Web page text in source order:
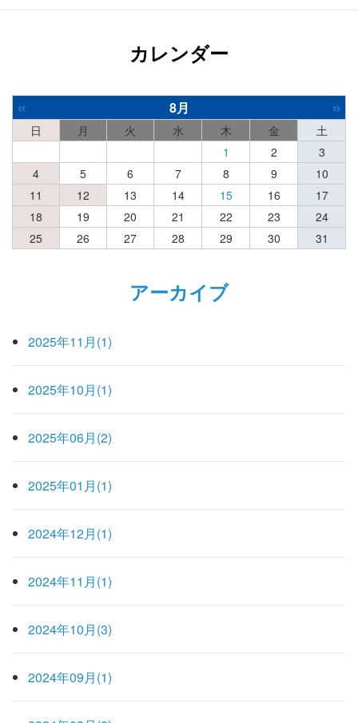
カレンダー
« 8月 »
日 月 火 水 木 金
土
1
2
3
4
5 6 7 8 9
10
11
12 13 14 15 16
17
18
19 20 21 22 23
24
25
26 27 28 29 30 31
アーカイブ
2025年11月(1)
2025年10月(1)
2025年06月(2)
2025年01月(1)
2024年12月(1)
2024年11月(1)
2024年10月(3)
2024年09月(1)